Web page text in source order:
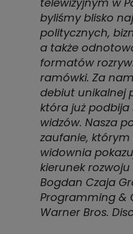
byliśmy blisko
politycznych,
a także
formatów
ramówki. Za
debiut unikalnej
która już
widzów. Nasza
zaufanie,
widownia
kierunek rozwoju
Bogdan Czaja
Programming &
Warner Bros.